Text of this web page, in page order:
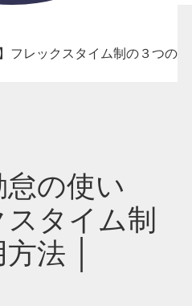
フレックスタイム制の３つの
怠の使い
タイム制
法 │